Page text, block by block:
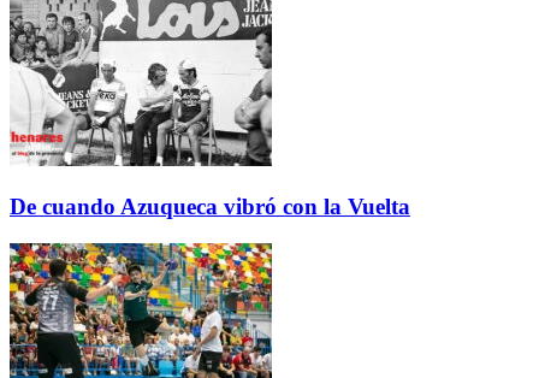
De cuando Azuqueca vibró con la Vuelta